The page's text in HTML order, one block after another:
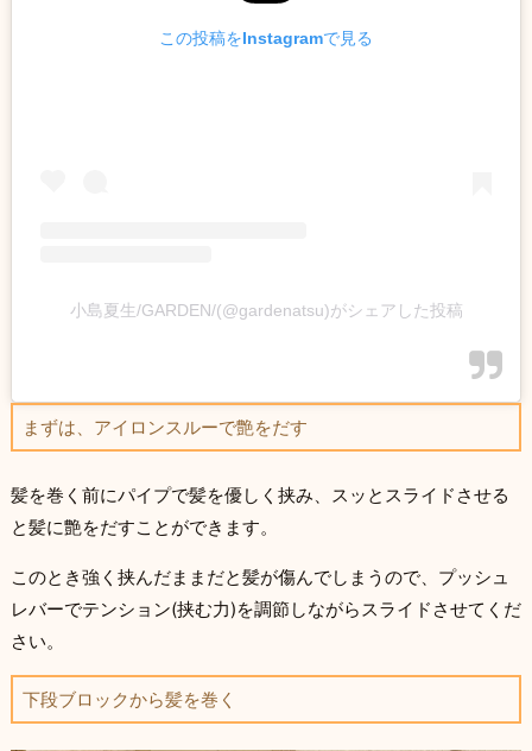
この投稿をInstagramで見る
小島夏生/GARDEN/(@gardenatsu)がシェアした投稿
まずは、アイロンスルーで艶をだす
髪を巻く前にパイプで髪を優しく挟み、スッとスライドさせる
と髪に艶をだすことができます。
このとき強く挟んだままだと髪が傷んでしまうので、プッシュ
レバーでテンション(挟む力)を調節しながらスライドさせてくだ
さい。
下段ブロックから髪を巻く